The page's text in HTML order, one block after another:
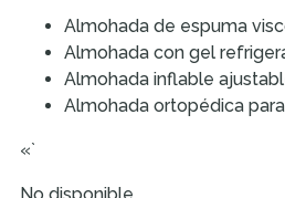
Almohada de espuma
Almohada con gel
Almohada inflable
Almohada ortopédica
«`